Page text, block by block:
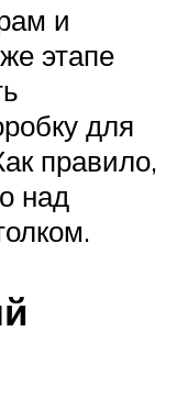
и
этапе
для
правило,
над